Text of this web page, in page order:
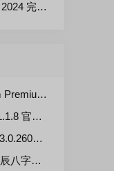
安装版2026.08
解锁版
正式版
解锁版
运势财运